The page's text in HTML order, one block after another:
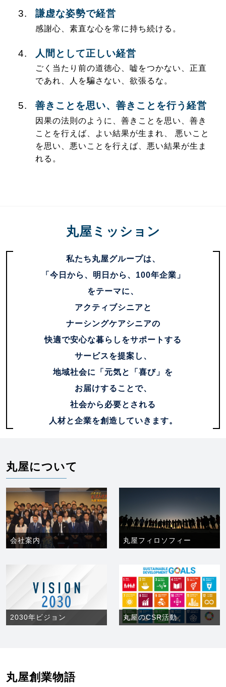
謙虚な姿勢で経営
感謝心、素直な心を常に持ち続ける。
人間として正しい経営
ごく当たり前の道徳心、嘘をつかない、正直
であれ、人を騙さない、欲張るな。
善きことを思い、善きことを行う経営
因果の法則のように、善きことを思い、善き
ことを行えば、よい結果が生まれ、 悪いこと
を思い、悪いことを行えば、悪い結果が生ま
れる。
丸屋ミッション
私たち丸屋グループは、
「今日から、明日から、100年企業」
をテーマに、
アクティブシニアと
ナーシングケアシニアの
快適で安心な暮らしをサポートする
サービスを提案し、
地域社会に「元気と「喜び」を
お届けすることで、
社会から必要とされる
人材と企業を創造していきます。
丸屋について
会社案内 丸屋フィロソフィー
2030年ビジョン 丸屋のCSR活動
丸屋創業物語